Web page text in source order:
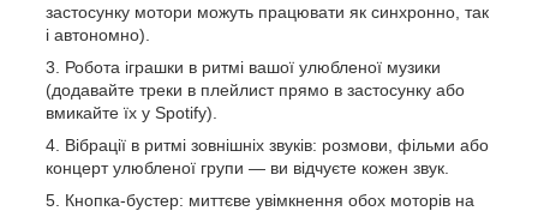
застосунку мотори можуть працювати як синхронно, так
і автономно).
Робота іграшки в ритмі вашої улюбленої музики
(додавайте треки в плейлист прямо в застосунку або
вмикайте їх у Spotify).
Вібрації в ритмі зовнішніх звуків: розмови, фільми або
концерт улюбленої групи — ви відчуєте кожен звук.
Кнопка-бустер: миттєве увімкнення обох моторів на